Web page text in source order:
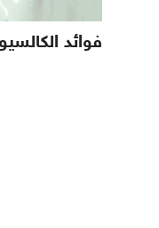
فوائد